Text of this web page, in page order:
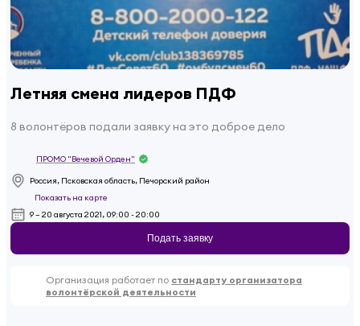
Летняя смена лидеров ПДФ
8 волонтёров подали заявку на это доброе дело
ПРОМО "Вечевой Орден"
Россия, Псковская область, Печорский район
Показать на карте
9 – 20 августа 2021, 09:00 - 20:00
Подать заявку
Организация работает по стандарту организатора
волонтёрской деятельности